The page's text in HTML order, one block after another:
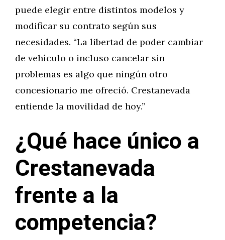
puede elegir entre distintos modelos y
modificar su contrato según sus
necesidades. “La libertad de poder cambiar
de vehículo o incluso cancelar sin
problemas es algo que ningún otro
concesionario me ofreció. Crestanevada
entiende la movilidad de hoy.”
¿Qué hace único a
Crestanevada
frente a la
competencia?